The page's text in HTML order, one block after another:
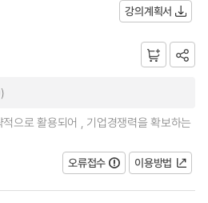
강의계획서
으로 활용되어 , 기업경쟁력을 확보하는
오류접수
이용방법